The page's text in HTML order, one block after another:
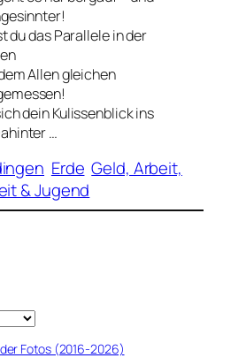
du das Parallele in der
Allen gleichen
dein Kulissenblick ins
…
Erde Geld, Arbeit,
& Jugend
Fotos (2016-2026)